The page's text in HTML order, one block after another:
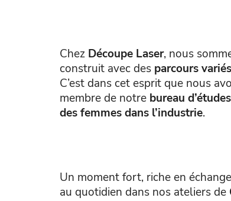
Chez Découpe Laser, nous
construit avec des parcours variés
C’est dans cet esprit que nous
membre de notre bureau d’études
des femmes dans l’industrie.
Un moment fort, riche en
au quotidien dans nos ateliers de